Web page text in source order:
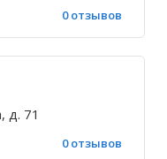
0 отзывов
д. 71
0 отзывов